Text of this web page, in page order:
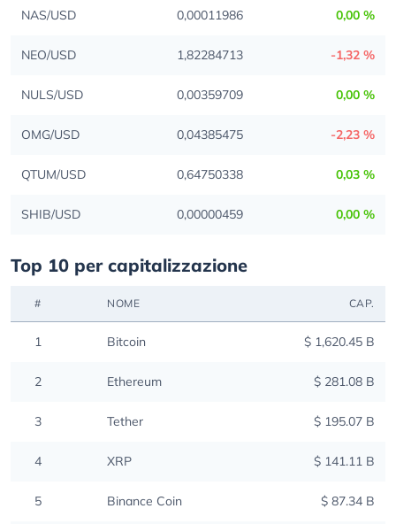
NAS/USD 0,00011986 0,00 %
NEO/USD 1,82284713 -1,32 %
NULS/USD 0,00359709 0,00 %
OMG/USD 0,04385475 -2,23 %
QTUM/USD 0,64750338 0,03 %
SHIB/USD 0,00000459 0,00 %
Top 10 per capitalizzazione
# NOME CAP.
1 Bitcoin $ 1,620.45 B
2 Ethereum $ 281.08 B
3 Tether $ 195.07 B
4 XRP $ 141.11 B
5 Binance Coin $ 87.34 B